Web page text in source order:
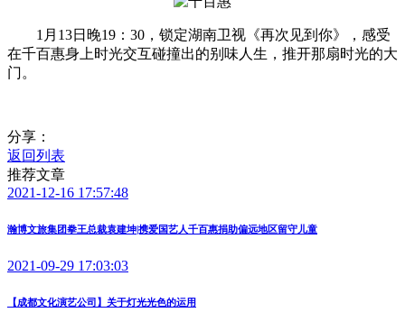
1月13日晚19：30，锁定湖南卫视《再次见到你》，感受
在千百惠身上时光交互碰撞出的别味人生，推开那扇时光的大
门。
分享：
返回列表
推荐文章
2021-12-16 17:57:48
瀚博文旅集团拳王总裁袁建坤|携爱国艺人千百惠捐助偏远地区留守儿童
2021-09-29 17:03:03
【成都文化演艺公司】关于灯光光色的运用